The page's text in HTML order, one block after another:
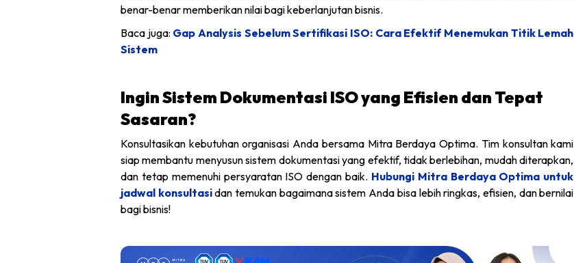
benar-benar memberikan nilai bagi keberlanjutan bisnis.
Baca juga: Gap Analysis Sebelum Sertifikasi ISO: Cara Efektif Menemukan Titik Lemah
Sistem
Ingin Sistem Dokumentasi ISO yang Efisien dan Tepat
Sasaran?
Konsultasikan kebutuhan organisasi Anda bersama Mitra Berdaya Optima. Tim konsultan kami
siap membantu menyusun sistem dokumentasi yang efektif, tidak berlebihan, mudah diterapkan,
dan tetap memenuhi persyaratan ISO dengan baik. Hubungi Mitra Berdaya Optima untuk
jadwal konsultasidan temukan bagaimana sistem Anda bisa lebih ringkas, efisien, dan bernilai
bagi bisnis!